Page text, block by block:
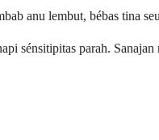
anu lembut, bébas tina
sénsitipitas parah.